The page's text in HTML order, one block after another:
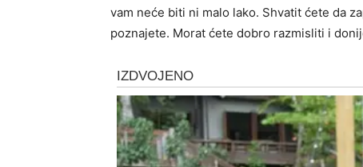
vam neće biti ni malo lako. Shvatit ćete da
poznajete. Morat ćete dobro razmisliti i